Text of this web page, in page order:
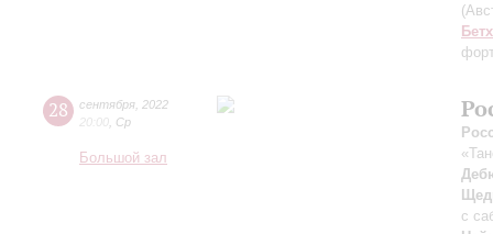
28 сентября 2022
20:00 Ср
Большой зал
с